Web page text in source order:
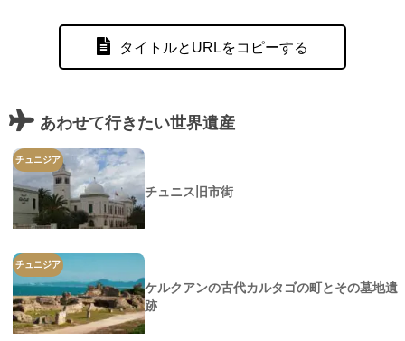
タイトルとURLをコピーする
あわせて行きたい世界遺産
チュニジア
チュニス旧市街
チュニジア
ケルクアンの古代カルタゴの町とその墓地遺
跡